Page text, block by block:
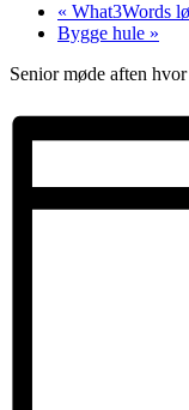
« What3Words
Bygge hule »
Senior møde aften